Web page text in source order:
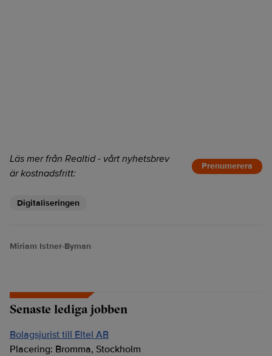
Läs mer från Realtid - vårt nyhetsbrev
är kostnadsfritt:
Prenumerera
Digitaliseringen
Miriam Istner-Byman
Senaste lediga jobben
Bolagsjurist till Eltel AB
Placering: Bromma, Stockholm